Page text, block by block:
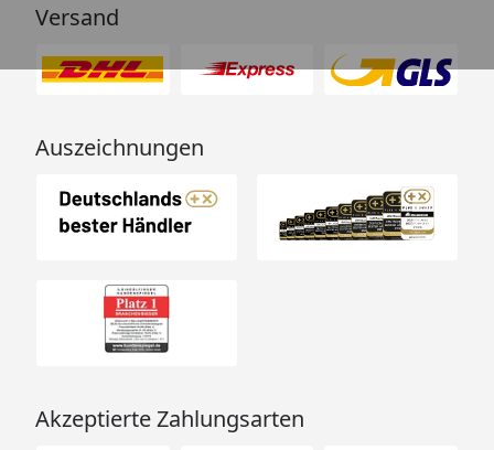
Versand
Auszeichnungen
Akzeptierte Zahlungsarten